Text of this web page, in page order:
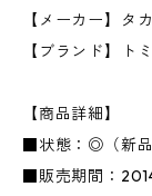
【メーカー】タ
【ブランド】ト
【商品詳細】
■状態：◎（新品
■販売期間：